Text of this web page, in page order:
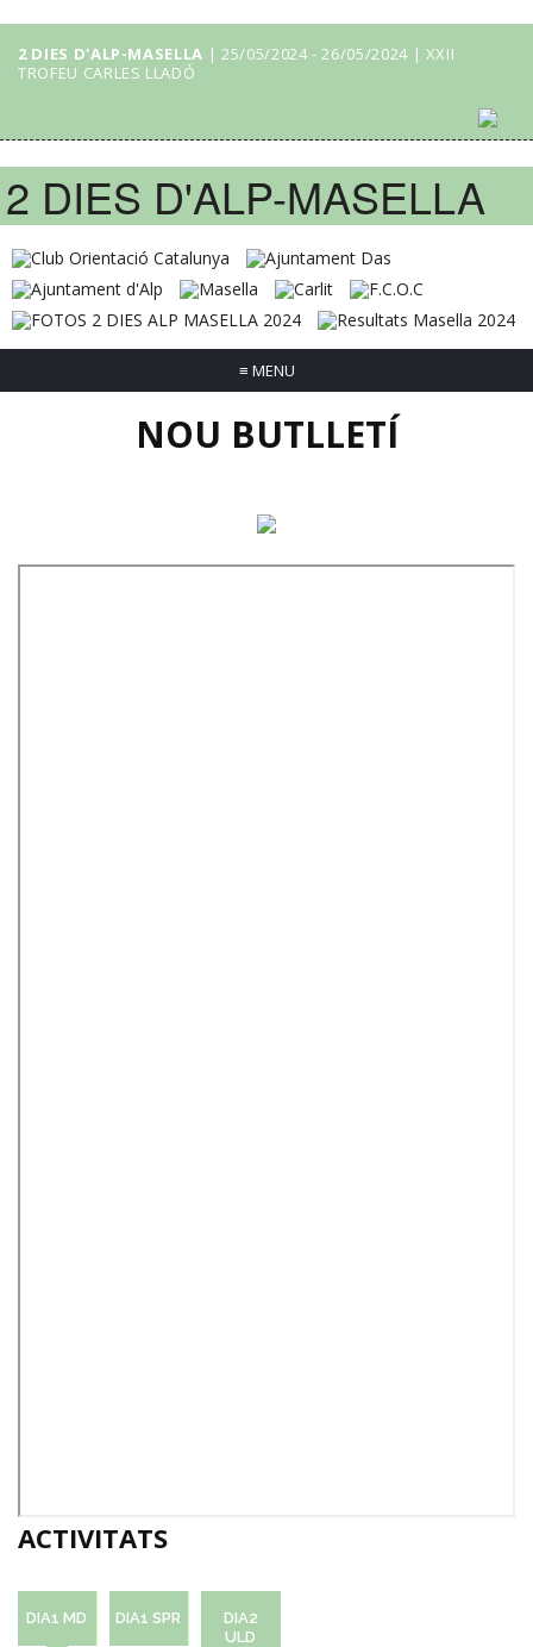
2 DIES D'ALP-MASELLA | 25/05/2024 - 26/05/2024 | XXII
TROFEU CARLES LLADÓ
2 DIES D'ALP-MASELLA
≡ MENU
NOU BUTLLETÍ
ACTIVITATS
DIA1 MD DIA1 SPR
DIA2
ULD